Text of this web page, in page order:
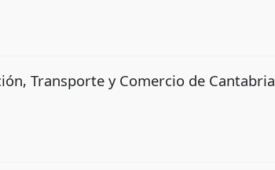
Transporte y Comercio de Cantabria